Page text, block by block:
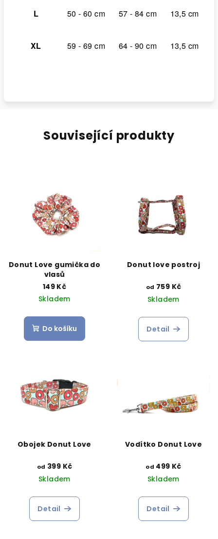
L 50 - 60 cm 57 - 84 cm 13,5 cm
XL 59 - 69 cm 64 - 90 cm 13,5 cm
Související produkty
Donut Love gumička do
vlasů
149 Kč
Skladem
Do košíku
Donut love postroj
od 759 Kč
Skladem
Detail
Obojek Donut Love
od 399 Kč
Skladem
Detail
Vodítko Donut Love
od 499 Kč
Skladem
Detail